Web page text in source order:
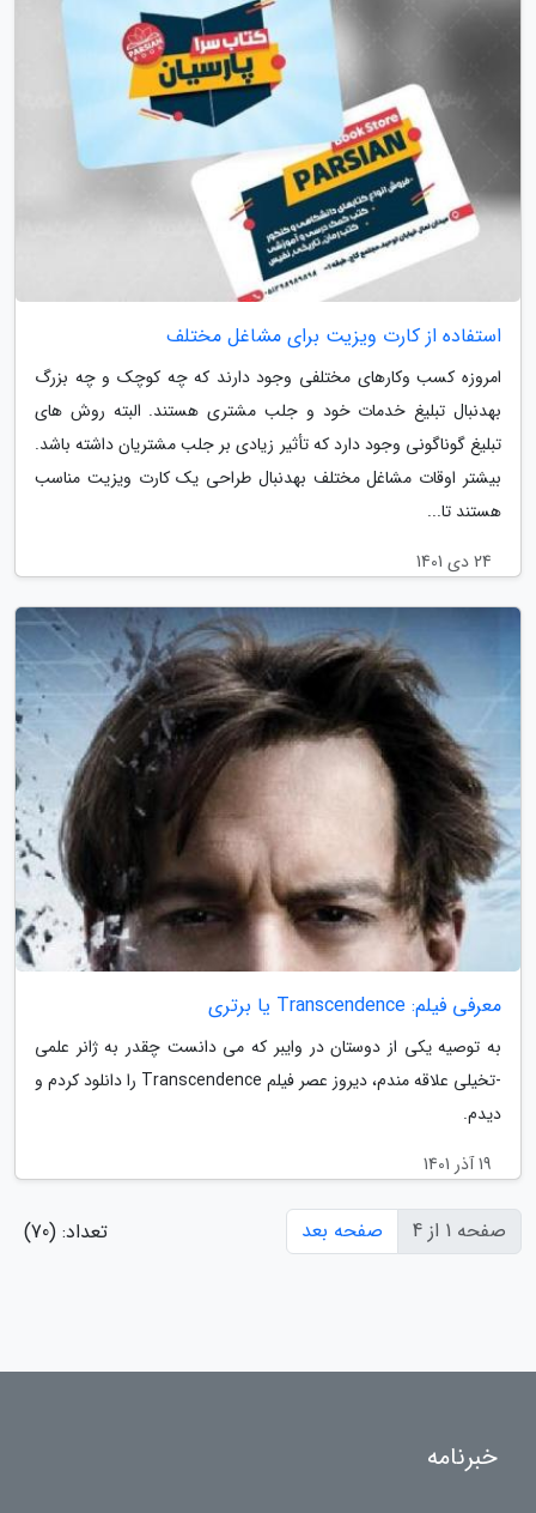
استفاده از کارت ویزیت برای مشاغل مختلف
امروزه کسب وکارهای مختلفی وجود دارند که چه کوچک و چه بزرگ
به­دنبال تبلیغ خدمات خود و جلب مشتری هستند. البته روش های
تبلیغ گوناگونی وجود دارد که تأثیر زیادی بر جلب مشتریان داشته باشد.
بیشتر اوقات مشاغل مختلف به­دنبال طراحی یک کارت ویزیت مناسب
هستند تا...
24 دی 1401
معرفی فیلم: Transcendence یا برتری
به توصیه یکی از دوستان در وایبر که می دانست چقدر به ژانر علمی
-تخیلی علاقه مندم، دیروز عصر فیلم Transcendence را دانلود کردم و
دیدم.
19 آذر 1401
صفحه 1 از 4 صفحه بعد تعداد: (70)
خبرنامه